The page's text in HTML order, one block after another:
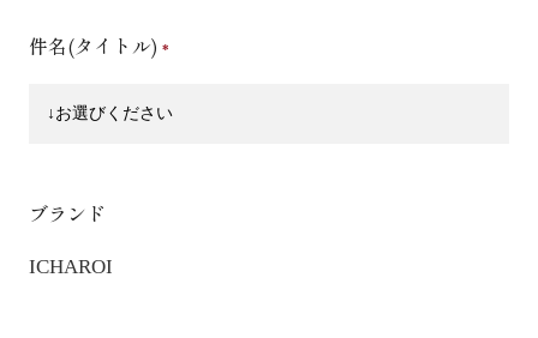
件名(タイトル)
ブランド
ICHAROI